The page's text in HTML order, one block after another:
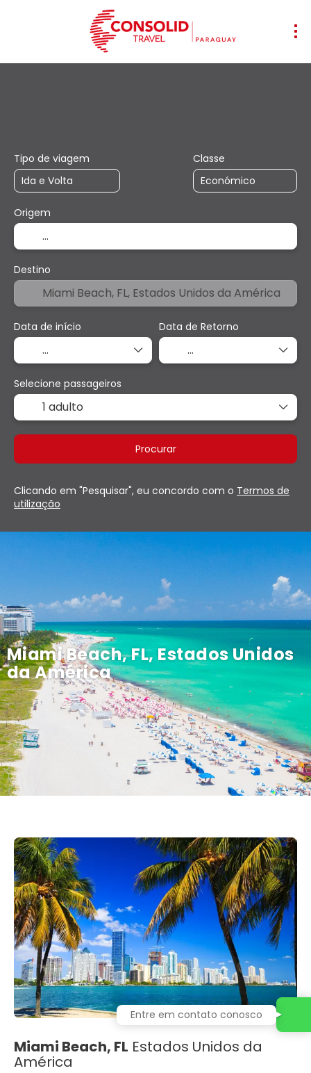
Miami Beach, FL, Estados Unidos
da América
Tipo de viagem Classe
Origem
Destino
Data de início Data de Retorno
Selecione passageiros
1 adulto
Procurar
Clicando em "Pesquisar", eu concordo com o Termos de
utilização
Miami Beach, FL Estados Unidos da
América
Entre em contato conosco